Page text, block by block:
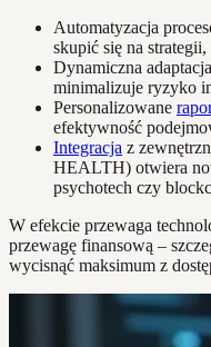
Automatyzacja
skupić się na
Dynamiczna
minimalizuje ryzyko
Personalizowane
efektywność
Integracja z
HEALTH) otwiera
psychotech czy
W efekcie przewaga
przewagę finansową –
wycisnąć maksimum z